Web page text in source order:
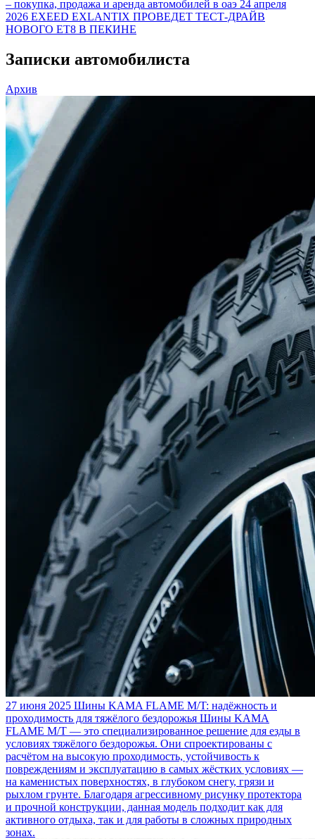
– покупка, продажа и аренда автомобилей в оаэ 24 апреля
2026 EXEED EXLANTIX ПРОВЕДЕТ ТЕСТ-ДРАЙВ
НОВОГО ET8 В ПЕКИНЕ
Записки автомобилиста
Архив
27 июня 2025 Шины KAMA FLAME M/T: надёжность и
проходимость для тяжёлого бездорожья Шины KAMA
FLAME M/T — это специализированное решение для езды в
условиях тяжёлого бездорожья. Они спроектированы с
расчётом на высокую проходимость, устойчивость к
повреждениям и эксплуатацию в самых жёстких условиях —
на каменистых поверхностях, в глубоком снегу, грязи и
рыхлом грунте. Благодаря агрессивному рисунку протектора
и прочной конструкции, данная модель подходит как для
активного отдыха, так и для работы в сложных природных
зонах.